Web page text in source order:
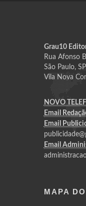
Grau10
Rua Afonso
São Paulo,
Vila Nova
NOVO
Email
Email
Email
MAPA